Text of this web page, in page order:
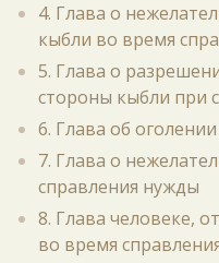
4. Глава о
кыбли во время
5. Глава о
стороны кыбли при
6. Глава об
7. Глава о
справления нужды
8. Глава человеке,
во время